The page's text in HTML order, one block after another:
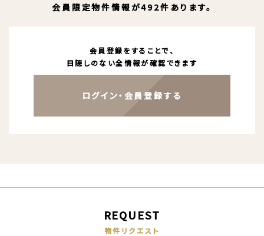
会員限定物件情報が492件あります。
会員登録をすることで、
目隠しのない全情報が確認できます
ログイン・会員登録する
REQUEST
物件リクエスト